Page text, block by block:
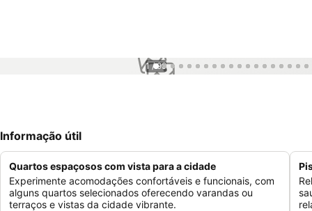
1 / 99
Informação útil
Quartos espaçosos com vista para a cidade
Experimente acomodações confortáveis e funcionais, com
alguns quartos selecionados oferecendo varandas ou
terraços e vistas da cidade vibrante.